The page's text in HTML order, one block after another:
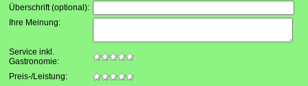
Überschrift (optional):
Ihre Meinung:
Service inkl.
Gastronomie:
Preis-/Leistung: